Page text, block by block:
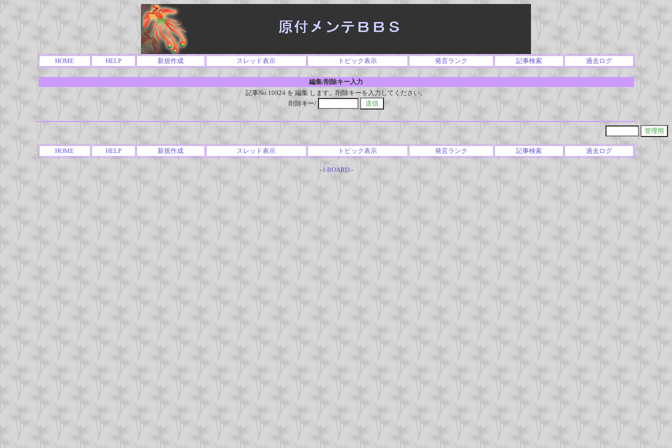
HOME HELP 新規作成 スレッド表示 トピック表示 発言ランク 記事検索 過去ログ
編集/削除キー入力
記事No.10924 を 編集 します。削除キーを入力してください。
削除キー/
HOME HELP 新規作成 スレッド表示 トピック表示 発言ランク 記事検索 過去ログ
- I-BOARD-